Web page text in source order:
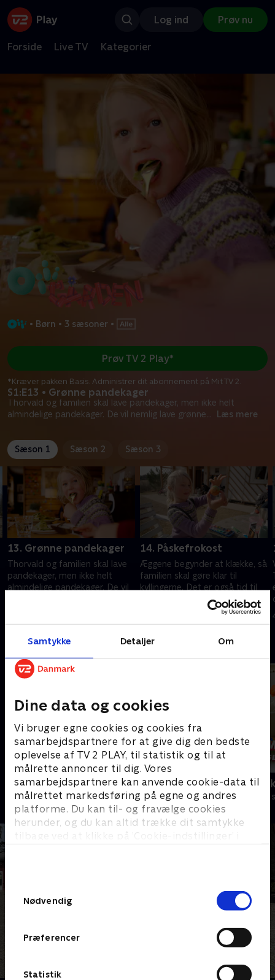
Samtykke Detaljer Om
Dine data og cookies
Vi bruger egne cookies og cookies fra
samarbejdspartnere for at give dig den bedste
oplevelse af TV 2 PLAY, til statistik og til at
målrette annoncer til dig. Vores
samarbejdspartnere kan anvende cookie-data til
målrettet markedsføring på egne og andres
platforme. Du kan til- og fravælge cookies
herunder, og du kan altid trække dit samtykke
tilbage ved at klikke på ’Cookie-indstillinger’ i
Nødvendig
Præferencer
Statistik
Log ind Prøv nu
Forside Live TV Kategorier
• Børn • 3 sæsoner •
S1:E13 • Grønne pandekager
Thorvald og familien skal lave pandekager, men ikke helt
almindelige pandekager. De vil nemlig lave grønne... Læs mere
Prøv TV 2 Play*
*Kræver pakken Basis. Administrer dit abonnement på Mit TV 2.
Sæson 1 Sæson 2 Sæson 3
13. Grønne pandekager
Thorvald og familien skal lave
pandekager, men ikke helt
almindelige pandekager. De vil
brændenælder.
14. Påskefrokost
Æggene begynder at klække, så
familien skal gøre klar til
kyllingerne. Det er også tid til
den store påskejagt. Mon det
lykkes at finde det lækre
påskeæg?
Andre så også
Se hva jeg kan
Børneserier • 2 sæsoner Børneserier • 1